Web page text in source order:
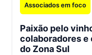
Associados em foco
Paixão pelo
colaboradores e
do Zona Sul